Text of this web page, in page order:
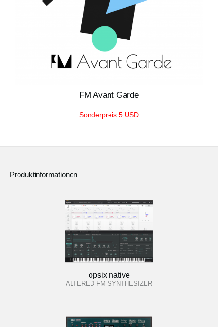
FM Avant Garde
Sonderpreis 5 USD
Produktinformationen
opsix native
ALTERED FM SYNTHESIZER